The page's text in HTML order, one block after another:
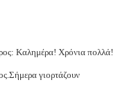
Καλημέρα! Χρόνια πολλά!
γιορτάζουν